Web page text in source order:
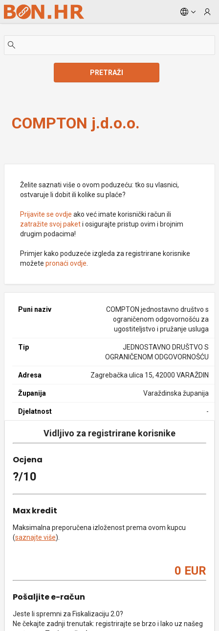
Skip to Main Content
PRETRAŽI
COMPTON j.d.o.o.
Želite saznati više o ovom poduzeću: tko su vlasnici,
ostvaruje li dobit ili kolike su plaće?
Prijavite se ovdje ako već imate korisnički račun ili
zatražite svoj paketi osigurajte pristup ovim i brojnim
drugim podacima!
Primjer kako poduzeće izgleda za registrirane korisnike
možete pronaći ovdje
Puni naziv
COMPTON jednostavno društvo s
ograničenom odgovornošću za
ugostiteljstvo i pružanje usluga
Tip
JEDNOSTAVNO DRUŠTVO S
OGRANIČENOM ODGOVORNOŠĆU
Adresa Zagrebačka ulica 15, 42000 VARAŽDIN
Županija Varaždinska županija
Djelatnost -
Vidljivo za registrirane korisnike
Ocjena
?/10
Max kredit
Maksimalna preporučena izloženost prema ovom kupcu
(saznajte više).
0 EUR
Pošaljite e-račun
Jeste li spremni za Fiskalizaciju 2.0?
Ne čekajte zadnji trenutak: registrirajte se brzo i lako uz našeg